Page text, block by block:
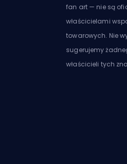
fan art — nie są
właścicielami
towarowych. Nie
sugerujemy
właścicieli tych